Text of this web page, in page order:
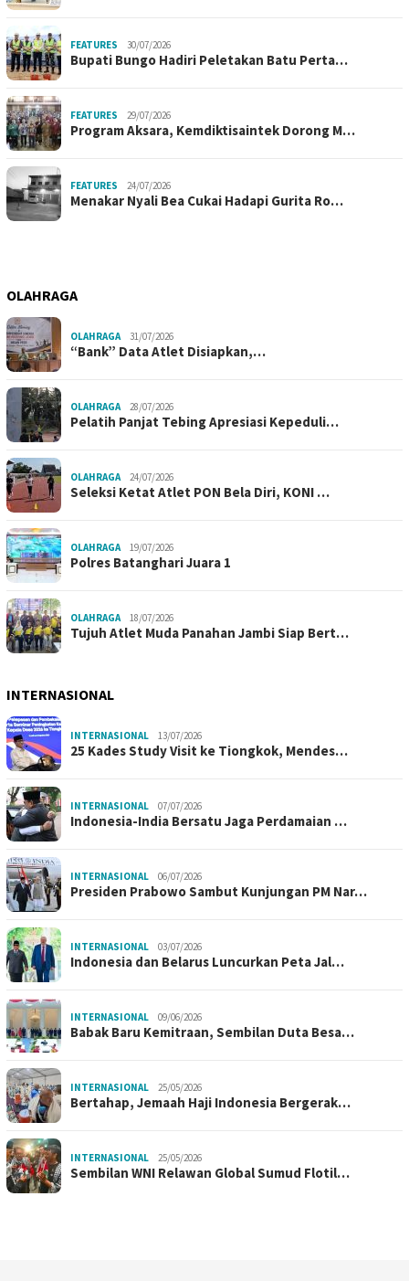
FEATURES 30/07/2026
Bupati Bungo Hadiri Peletakan Batu Perta…
FEATURES 29/07/2026
Program Aksara, Kemdiktisaintek Dorong M…
FEATURES 24/07/2026
Menakar Nyali Bea Cukai Hadapi Gurita Ro…
OLAHRAGA
OLAHRAGA 31/07/2026
“Bank” Data Atlet Disiapkan,…
OLAHRAGA 28/07/2026
Pelatih Panjat Tebing Apresiasi Kepeduli…
OLAHRAGA 24/07/2026
Seleksi Ketat Atlet PON Bela Diri, KONI …
OLAHRAGA 19/07/2026
Polres Batanghari Juara 1
OLAHRAGA 18/07/2026
Tujuh Atlet Muda Panahan Jambi Siap Bert…
INTERNASIONAL
INTERNASIONAL 13/07/2026
25 Kades Study Visit ke Tiongkok, Mendes…
INTERNASIONAL 07/07/2026
Indonesia-India Bersatu Jaga Perdamaian …
INTERNASIONAL 06/07/2026
Presiden Prabowo Sambut Kunjungan PM Nar…
INTERNASIONAL 03/07/2026
Indonesia dan Belarus Luncurkan Peta Jal…
INTERNASIONAL 09/06/2026
Babak Baru Kemitraan, Sembilan Duta Besa…
INTERNASIONAL 25/05/2026
Bertahap, Jemaah Haji Indonesia Bergerak…
INTERNASIONAL 25/05/2026
Sembilan WNI Relawan Global Sumud Flotil…